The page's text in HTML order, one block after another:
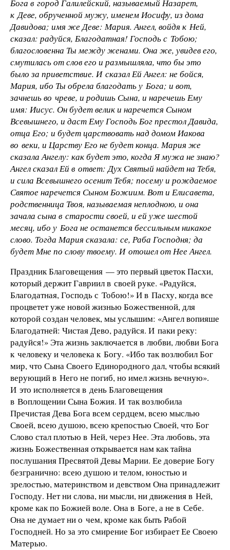
Бога в город Галилейский, называемый Назарет,
к Деве, обрученной мужу, именем Иосифу, из дома
Давидова; имя же Деве: Мария. Ангел, войдя к Ней,
сказал: радуйся, Благодатная! Господь с Тобою;
благословенна Ты между женами. Она же, увидев его,
смутилась от слов его и размышляла, что бы это
было за приветствие. И сказал Ей Ангел: не бойся,
Мария, ибо Ты обрела благодать у Бога; и вот,
зачнешь во чреве, и родишь Сына, и наречешь Ему
имя: Иисус. Он будет велик и наречется Сыном
Всевышнего, и даст Ему Господь Бог престол Давида,
отца Его; и будет царствовать над домом Иакова
во веки, и Царству Его не будет конца. Мария же
сказала Ангелу: как будет это, когда Я мужа не знаю?
Ангел сказал Ей в ответ: Дух Святый найдет на Тебя,
и сила Всевышнего осенит Тебя; посему и рождаемое
Святое наречется Сыном Божиим. Вот и Елисавета,
родственница Твоя, называемая неплодною, и она
зачала сына в старости своей, и ей уже шестой
месяц, ибо у Бога не останется бессильным никакое
слово. Тогда Мария сказала: се, Раба Господня; да
будет Мне по слову твоему. И отошел от Нее Ангел.
Праздник Благовещения — это первый цветок Пасхи,
который держит Гавриил в своей руке. «Радуйся,
Благодатная, Господь с Тобою!» И в Пасху, когда все
процветет уже новой жизнью Божественной, для
которой создан человек, мы услышим: «Ангел вопияше
Благодатней: Чистая Дево, радуйся. И паки реку:
радуйся!» Эта жизнь заключается в любви, любви Бога
к человеку и человека к Богу. «Ибо так возлюбил Бог
мир, что Сына Своего Единородного дал, чтобы всякий
верующий в Него не погиб, но имел жизнь вечную».
И это исполняется в день Благовещения
в Воплощении Сына Божия. И так возлюбила
Пречистая Дева Бога всем сердцем, всею мыслью
Своей, всею душою, всею крепостью Своей, что Бог
Слово стал плотью в Ней, через Нее. Эта любовь, эта
жизнь Божественная открывается нам как тайна
послушания Пресвятой Девы Марии. Ее доверие Богу
безгранично: всею душою и телом, юностью и
зрелостью, материнством и девством Она принадлежит
Господу. Нет ни слова, ни мысли, ни движения в Ней,
кроме как по Божией воле. Она в Боге, а не в Себе.
Она не думает ни о чем, кроме как быть Рабой
Господней. Но за это смирение Бог избирает Ее Своею
Матерью.